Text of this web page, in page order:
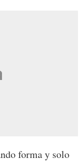
forma y solo